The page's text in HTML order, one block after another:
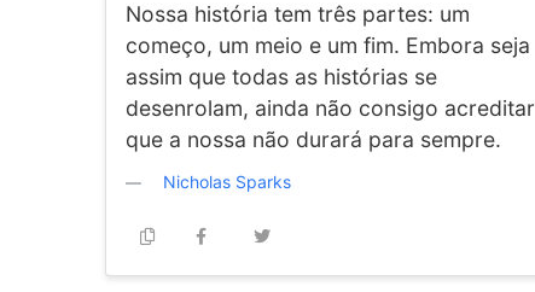
Nossa história tem três partes: um
começo, um meio e um fim. Embora seja
assim que todas as histórias se
desenrolam, ainda não consigo acreditar
que a nossa não durará para sempre.
Nicholas Sparks